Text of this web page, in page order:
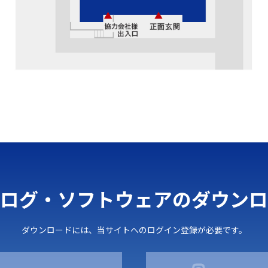
グ・ソフトウェアのダウン
ダウンロードには、当サイトへのログイン登録が必要です。